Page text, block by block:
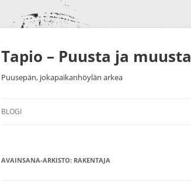
Siirry
Tapio – Puusta ja muusta
Puusepän, jokapaikanhöylän arkea
BLOGI
PUUTYÖT
AVAINSANA-ARKISTO: RAKENTAJA